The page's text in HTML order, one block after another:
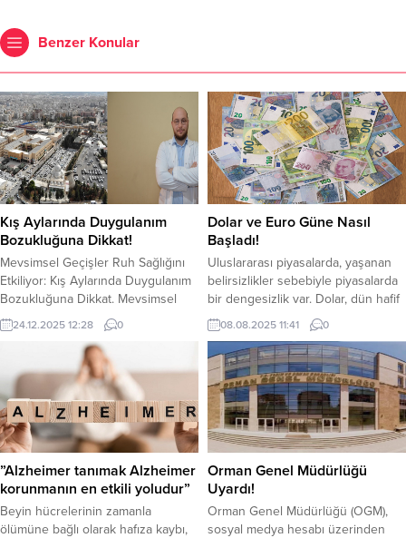
Benzer Konular
Kış Aylarında Duygulanım
Bozukluğuna Dikkat!
Mevsimsel Geçişler Ruh Sağlığını
Etkiliyor: Kış Aylarında Duygulanım
Bozukluğuna Dikkat. Mevsimsel
geçişler yalnızca hava koşullarını
değil, insan psikolojisini de
doğrudan etkiliyor. Özellikle
sonbahar ve kış aylarında günlerin
kısalması, güneş ışığının azalması
ve havaların soğuması; bazı
bireylerde mevsimsel duygulanım
bozukluğu olarak adlandırılan
ruhsal tabloya yol açabiliyor.
Şanlıurfa Mehmet Akif İnan Eğitim...
24.12.2025 12:28 0
Dolar ve Euro Güne Nasıl
Başladı!
Uluslararası piyasalarda, yaşanan
belirsizlikler sebebiyle piyasalarda
bir dengesizlik var. Dolar, dün hafif
bir düşüşün ardından bugün güne
yeniden yükselişle başladı. Euro’da
ise hareketlilik devam ediyor. Kapalı
Çarşı’da dolar saat 11.15 itibariyle
40.683 TL’den alınıp 40.692 TL’den
satılıyor. Euro ise aynı saat itibariyle
47.487 TL’den alınıp, 47.529 TL’den
satılıyor.
08.08.2025 11:41 0
”Alzheimer tanımak Alzheimer
korunmanın en etkili yoludur”
Beyin hücrelerinin zamanla
ölümüne bağlı olarak hafıza kaybı,
Orman Genel Müdürlüğü
Uyardı!
Orman Genel Müdürlüğü (OGM),
sosyal medya hesabı üzerinden